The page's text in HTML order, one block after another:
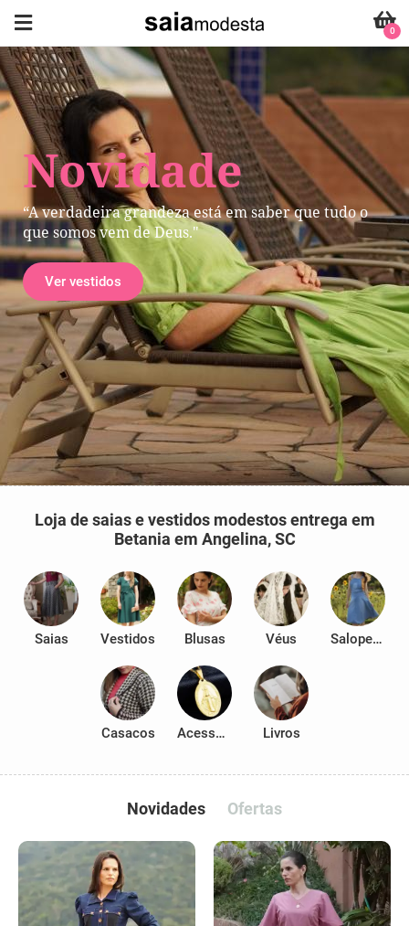
Novidade
“A verdadeira grandeza está em saber que tudo o
que somos vem de Deus."
Ver vestidos
0
Loja de saias e vestidos modestos entrega em
Betania em Angelina, SC
Saias Vestidos Blusas Véus Salopetes
Casacos Acessórios Livros
Novidades Ofertas